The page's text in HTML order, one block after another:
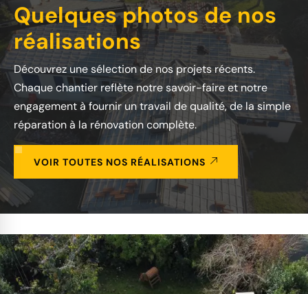
Quelques photos de nos
réalisations
Découvrez une sélection de nos projets récents.
Chaque chantier reflète notre savoir-faire et notre
engagement à fournir un travail de qualité, de la simple
réparation à la rénovation complète.
VOIR TOUTES NOS RÉALISATIONS